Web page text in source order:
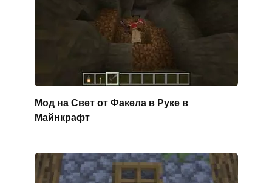
Мод на Свет от Факела в Руке в
Майнкрафт